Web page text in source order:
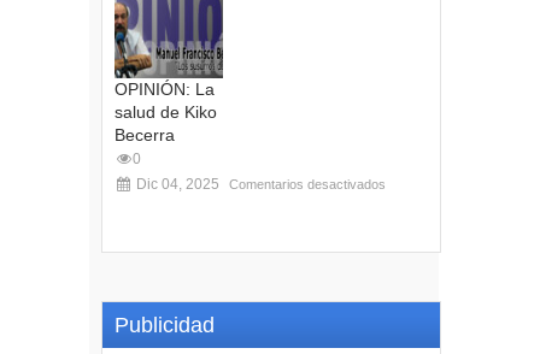
OPINIÓN: La
salud de Kiko
Becerra
0
Dic 04, 2025
Comentarios desactivados
Publicidad